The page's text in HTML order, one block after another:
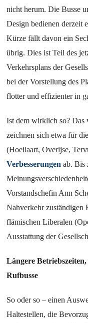
nicht herum. Die Busse
Design bedienen derzeit
Kürze fällt davon ein
übrig. Dies ist Teil des
Verkehrsplans der
bei der Vorstellung des
flotter und effizienter in
Ist dem wirklich so? Das
zeichnen sich etwa für
(Hoeilaart, Overijse,
Verbesserungen ab. Bis
Vorstandschefin Ann
Nahverkehr zuständigen
flämischen Liberalen
Ausstattung der
Längere
Rufbusse
So oder so – einen
Haltestellen, die